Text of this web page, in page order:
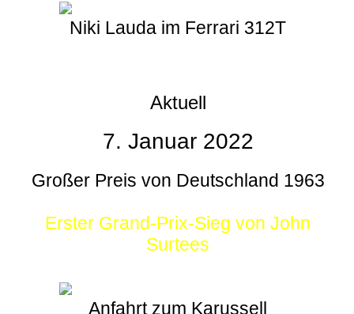
Niki Lauda im Ferrari 312T
Aktuell
7. Januar 2022
Großer Preis von Deutschland 1963
Erster Grand-Prix-Sieg von John
Surtees
Anfahrt zum Karussell